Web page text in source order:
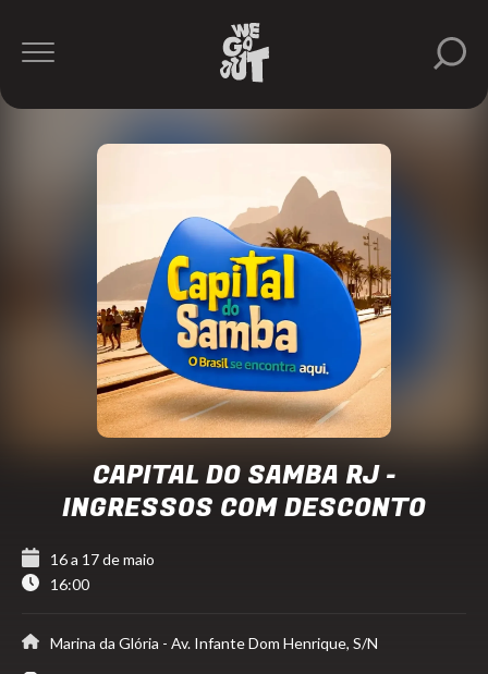
GH
Produtora
CAPITAL DO SAMBA RJ -
INGRESSOS COM DESCONTO
16 a 17 de maio
16:00
Marina da Glória - Av. Infante Dom Henrique, S/N